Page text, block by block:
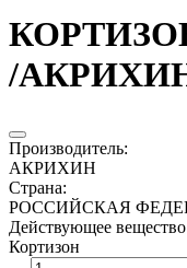
/
Производитель:
АКРИХИН
Страна:
РОССИЙСКАЯ
Действующее
Кортизон